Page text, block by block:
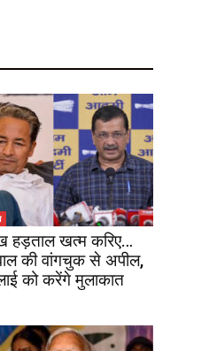
हड़ताल खत्म करिए…
की वांगचुक से अपील,
को करेंगे मुलाकात